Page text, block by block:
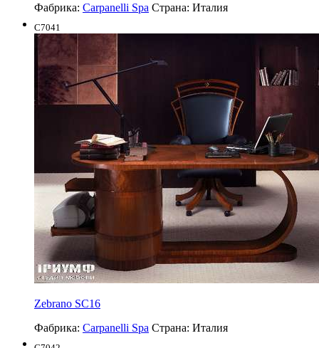
Фабрика: Carpanelli Spa Страна: Италия
C7041
Zebrano SC16
Фабрика: Carpanelli Spa Страна: Италия